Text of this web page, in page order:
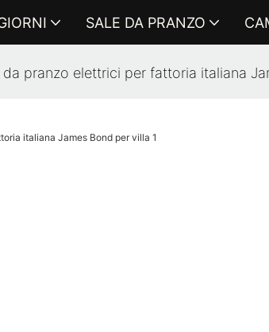
SALE DA PRANZO
pranzo elettrici per fattoria italiana